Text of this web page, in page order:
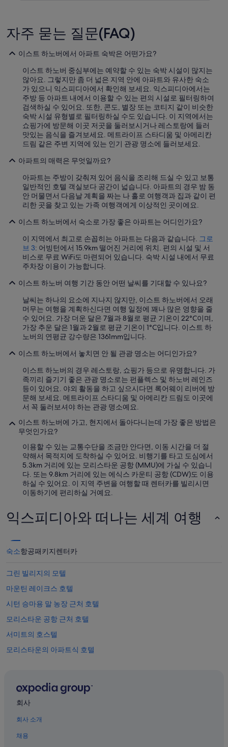
자주 묻는 질문(FAQ)
이스트 하노버에서 아파트 숙박은 어떤가요?
이스트 하노버 중심부에는 예약할 수 있는 숙박 시설이 많지는
않아요. 그렇지만 좀 더 넓은 지역 안에 아파트와 유사한 숙소
가 있으니 익스피디아에서 확인해 보세요. 익스피디아에서는
주방 등 아파트 내에서 이용할 수 있는 편의 시설로 필터링하여
검색하실 수 있어요. 또한, 콘도, 별장 또는 코티지 같이 비슷한
숙박 시설 유형별로 필터링하실 수도 있습니다. 이 지역에서는
쇼핑가에 방문해 이곳 저곳을 둘러보시거나 레스토랑에 들러
맛있는 음식을 즐겨보세요. 메트라이프 스타디움 및 아메리칸
드림 같은 주변 지역에 있는 인기 관광 명소에 들러보세요.
아파트의 매력은 무엇일까요?
아파트는 주방이 갖춰져 있어 음식을 조리해 드실 수 있고 보통
일반적인 호텔 객실보다 공간이 넓습니다. 아파트의 경우 밤 동
안 머물면서 다음날 계획을 짜는 나 홀로 여행객과 집과 같이 편
리한 곳을 찾고 있는 가족 여행객에게 이상적인 곳이에요.
이스트 하노버에서 숙소로 가장 좋은 아파트는 어디인가요?
이 지역에서 최고로 손꼽히는 아파트는 다음과 같습니다. 그로
브 3: 어빙턴에서 15.9km 떨어진 거리에 위치. 편의 시설 및 서
비스로 무료 WiFi도 마련되어 있습니다. 숙박 시설 내에서 무료
주차장 이용이 가능합니다.
이스트 하노버 여행 기간 동안 어떤 날씨를 기대할 수 있나요?
날씨는 하나의 요소에 지나지 않지만, 이스트 하노버에서 오래
머무는 여행을 계획하신다면 여행 일정에 꽤나 많은 영향을 줄
수 있어요. 가장 더운 달은 7월과 8월로 평균 기온이 22°C이며,
가장 추운 달은 1월과 2월로 평균 기온이 1°C입니다. 이스트 하
노버의 연평균 강수량은 1361mm입니다.
이스트 하노버에서 놓치면 안 될 관광 명소는 어디인가요?
이스트 하노버의 경우 레스토랑, 쇼핑가 등으로 유명합니다. 가
족끼리 즐기기 좋은 관광 명소로는 펀플렉스 및 하노버 레인즈
등이 있어요. 야외 활동을 하고 싶으시다면 록어웨이 리버에 방
문해 보세요. 메트라이프 스타디움 및 아메리칸 드림도 이곳에
서 꼭 둘러보셔야 하는 관광 명소예요.
이스트 하노버에 가고, 현지에서 돌아다니는데 가장 좋은 방법은
무엇인가요?
이용할 수 있는 교통수단을 조금만 안다면, 이동 시간을 더 절
약해서 목적지에 도착하실 수 있어요. 비행기를 타고 도심에서
5.3km 거리에 있는 모리스타운 공항 (MMU)에 가실 수 있습니
다. 또는 9.8km 거리에 있는 에식스 카운티 공항 (CDW)도 이용
하실 수 있어요. 이 지역 주변을 여행할 때 렌터카를 빌리시면
이동하기에 편리하실 거예요.
익스피디아와 떠나는 세계 여행
숙소항공패키지렌터카
그린 빌리지의 모텔
마운틴 레이크스 호텔
시턴 승마용 말 농장 근처 호텔
모리스타운 공항 근처 호텔
서미트의 호스텔
모리스타운의 아파트식 호텔
페어리 디킨슨 대학교 근처 호텔
토토와의 아파트식 호텔
회사
회사 소개
채용